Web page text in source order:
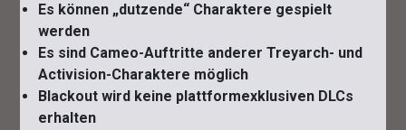
Es können „dutzende“ Charaktere gespielt
werden
Es sind Cameo-Auftritte anderer Treyarch- und
Activision-Charaktere möglich
Blackout wird keine plattformexklusiven DLCs
erhalten